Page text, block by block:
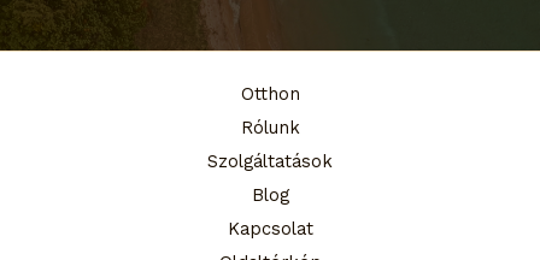
Otthon
Rólunk
Szolgáltatások
Blog
Kapcsolat